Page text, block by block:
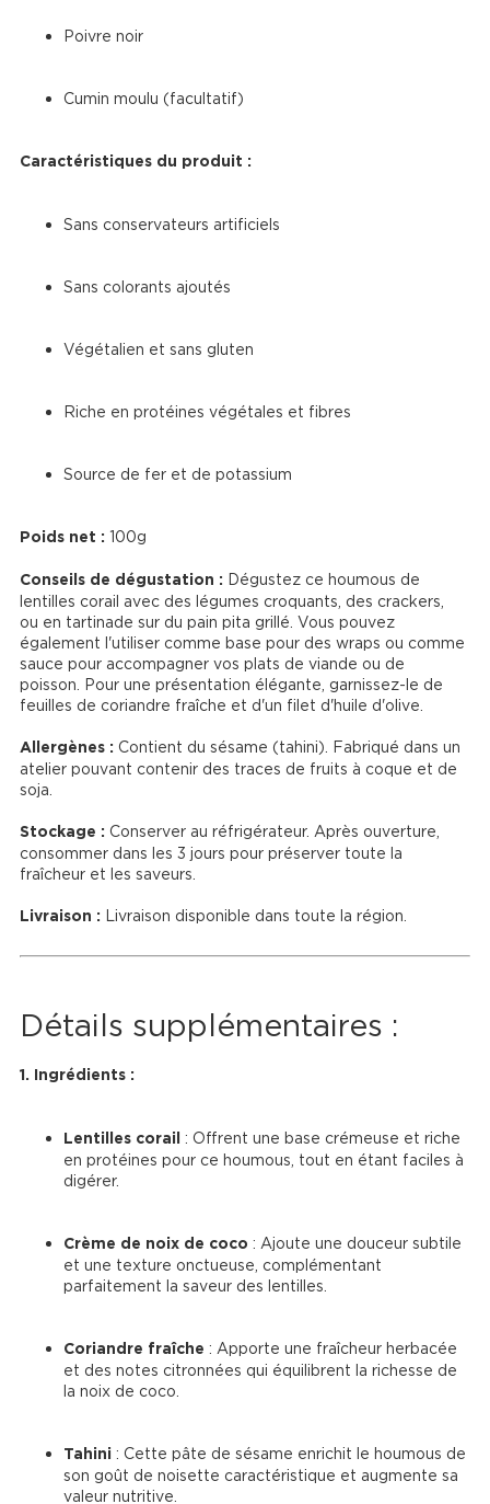
Poivre noir
Cumin moulu (facultatif)
Caractéristiques du produit :
Sans conservateurs artificiels
Sans colorants ajoutés
Végétalien et sans gluten
Riche en protéines végétales et fibres
Source de fer et de potassium
Poids net : 100g
Conseils de dégustation : Dégustez ce houmous de
lentilles corail avec des légumes croquants, des crackers,
ou en tartinade sur du pain pita grillé. Vous pouvez
également l'utiliser comme base pour des wraps ou comme
sauce pour accompagner vos plats de viande ou de
poisson. Pour une présentation élégante, garnissez-le de
feuilles de coriandre fraîche et d'un filet d'huile d'olive.
Allergènes : Contient du sésame (tahini). Fabriqué dans un
atelier pouvant contenir des traces de fruits à coque et de
soja.
Stockage : Conserver au réfrigérateur. Après ouverture,
consommer dans les 3 jours pour préserver toute la
fraîcheur et les saveurs.
Livraison : Livraison disponible dans toute la région.
Détails supplémentaires :
1. Ingrédients :
Lentilles corail : Offrent une base crémeuse et riche
en protéines pour ce houmous, tout en étant faciles à
digérer.
Crème de noix de coco : Ajoute une douceur subtile
et une texture onctueuse, complémentant
parfaitement la saveur des lentilles.
Coriandre fraîche : Apporte une fraîcheur herbacée
et des notes citronnées qui équilibrent la richesse de
la noix de coco.
Tahini : Cette pâte de sésame enrichit le houmous de
son goût de noisette caractéristique et augmente sa
valeur nutritive.